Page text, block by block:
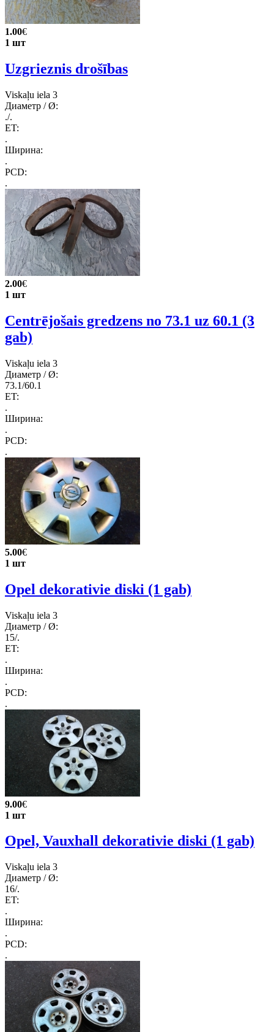
1.00€
1 шт
Uzgrieznis drošības
Viskaļu iela 3
Диаметр / Ø:
./.
ET:
.
Ширина:
.
PCD:
.
2.00€
1 шт
Centrējošais gredzens no 73.1 uz 60.1 (3
gab)
Viskaļu iela 3
Диаметр / Ø:
73.1/60.1
ET:
.
Ширина:
.
PCD:
.
5.00€
1 шт
Opel dekorativie diski (1 gab)
Viskaļu iela 3
Диаметр / Ø:
15/.
ET:
.
Ширина:
.
PCD:
.
9.00€
1 шт
Opel, Vauxhall dekorativie diski (1 gab)
Viskaļu iela 3
Диаметр / Ø:
16/.
ET:
.
Ширина:
.
PCD:
.